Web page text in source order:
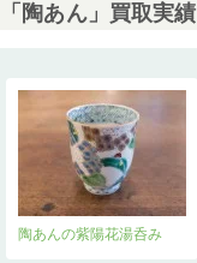
「陶あん」買取実績
陶あんの紫陽花湯呑み